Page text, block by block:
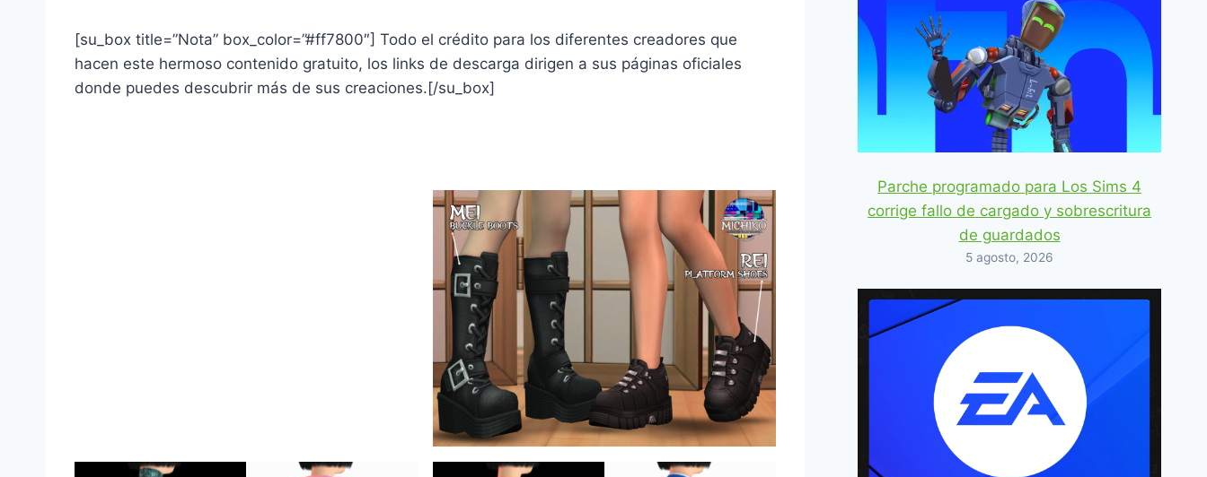
[su_box title=”Nota” box_color=”#ff7800″] Todo el crédito para los diferentes creadores que
hacen este hermoso contenido gratuito, los links de descarga dirigen a sus páginas oficiales
donde puedes descubrir más de sus creaciones.[/su_box]
Parche programado para Los Sims 4
corrige fallo de cargado y sobrescritura
de guardados
5 agosto, 2026